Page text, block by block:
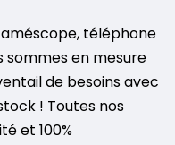
téléphone
sommes en mesure
de besoins avec
! Toutes nos
et 100%